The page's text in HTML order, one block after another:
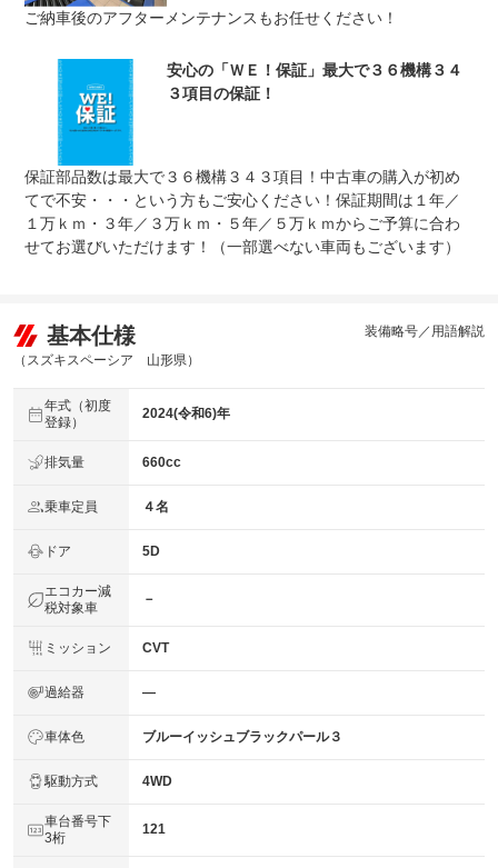
保証修理
全国のＷＥＣＡＲＳで修理受付可能です。詳細はスタッフ
法定整備
整備付 法定12ヶ月または法定24ヶ月点検整備付
※車検なし・車検整備付の場合は法定24ヶ月点検整備付
※商用車は6ヶ月または12ヶ月点検整備付
法定整備
について
ご契約からご納車までの間に法定点検を実施致します。支
払総額に整備代金が含まれ点検記録簿を発行致します。
ご納車後のアフターメンテナンスもお任せください！
安心の「ＷＥ！保証」最大で３６機構３４
３項目の保証！
保証部品数は最大で３６機構３４３項目！中古車の購入が初め
てで不安・・・という方もご安心ください！保証期間は１年／
１万ｋｍ・３年／３万ｋｍ・５年／５万ｋｍからご予算に合わ
せてお選びいただけます！（一部選べない車両もございます）
基本仕様
（スズキスペーシア 山形県）
装備略号／用語解説
年式（初度
登録）
2024(令和6)年
排気量 660cc
乗車定員 ４名
ドア 5D
エコカー減
税対象車
－
ミッション CVT
過給器 ―
車体色 ブルーイッシュブラックパール３
駆動方式 4WD
車台番号下
3桁
121